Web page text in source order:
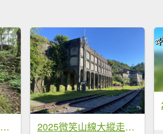
2025-11-08微笑山線：【五分山系】菁桐煤礦段 2025微笑山線大縱走尋寶集章任務-Ep.10【五分山系】菁桐煤礦段｜石筍尖 ×